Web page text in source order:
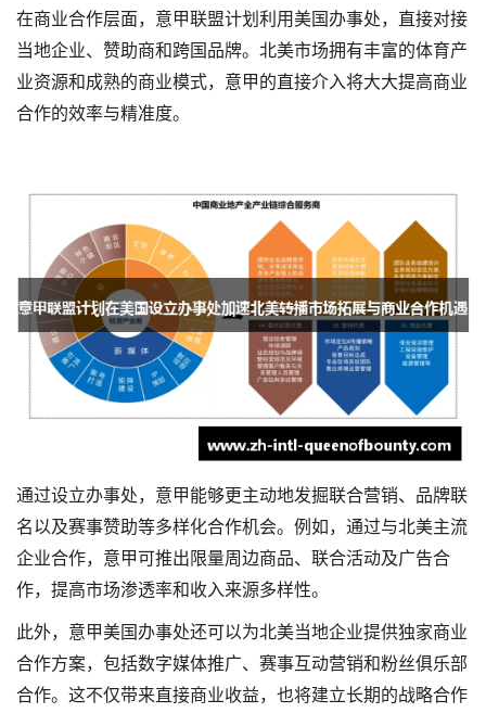
在商业合作层面，意甲联盟计划利用美国办事处，直接对接
当地企业、赞助商和跨国品牌。北美市场拥有丰富的体育产
业资源和成熟的商业模式，意甲的直接介入将大大提高商业
合作的效率与精准度。
通过设立办事处，意甲能够更主动地发掘联合营销、品牌联
名以及赛事赞助等多样化合作机会。例如，通过与北美主流
企业合作，意甲可推出限量周边商品、联合活动及广告合
作，提高市场渗透率和收入来源多样性。
此外，意甲美国办事处还可以为北美当地企业提供独家商业
合作方案，包括数字媒体推广、赛事互动营销和粉丝俱乐部
合作。这不仅带来直接商业收益，也将建立长期的战略合作